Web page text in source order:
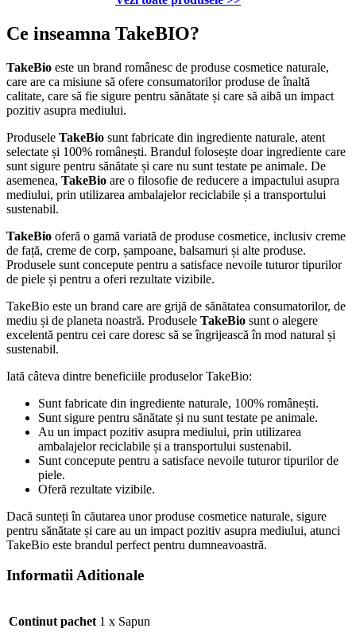
Ce inseamna TakeBIO?
TakeBio este un brand românesc de produse cosmetice naturale,
care are ca misiune să ofere consumatorilor produse de înaltă
calitate, care să fie sigure pentru sănătate și care să aibă un impact
pozitiv asupra mediului.
Produsele TakeBio sunt fabricate din ingrediente naturale, atent
selectate și 100% românești. Brandul folosește doar ingrediente care
sunt sigure pentru sănătate și care nu sunt testate pe animale. De
asemenea, TakeBio are o filosofie de reducere a impactului asupra
mediului, prin utilizarea ambalajelor reciclabile și a transportului
sustenabil.
TakeBio oferă o gamă variată de produse cosmetice, inclusiv creme
de față, creme de corp, șampoane, balsamuri și alte produse.
Produsele sunt concepute pentru a satisface nevoile tuturor tipurilor
de piele și pentru a oferi rezultate vizibile.
TakeBio este un brand care are grijă de sănătatea consumatorilor, de
mediu și de planeta noastră. Produsele TakeBio sunt o alegere
excelentă pentru cei care doresc să se îngrijească în mod natural și
sustenabil.
Iată câteva dintre beneficiile produselor TakeBio:
Sunt fabricate din ingrediente naturale, 100% românești.
Sunt sigure pentru sănătate și nu sunt testate pe animale.
Au un impact pozitiv asupra mediului, prin utilizarea
ambalajelor reciclabile și a transportului sustenabil.
Sunt concepute pentru a satisface nevoile tuturor tipurilor de
piele.
Oferă rezultate vizibile.
Dacă sunteți în căutarea unor produse cosmetice naturale, sigure
pentru sănătate și care au un impact pozitiv asupra mediului, atunci
TakeBio este brandul perfect pentru dumneavoastră.
Informatii Aditionale
Continut pachet 1 x Sapun